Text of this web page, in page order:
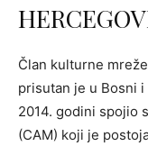
Član kulturne
prisutan je u Bosni
2014. godini spojio
(CAM) koji je